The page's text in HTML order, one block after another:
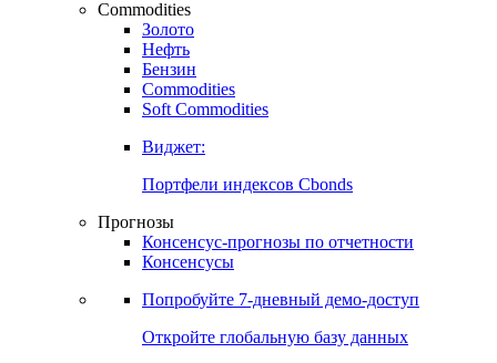
Commodities
Золото
Нефть
Бензин
Commodities
Soft Commodities
Виджет:
Портфели индексов Cbonds
Прогнозы
Консенсус-прогнозы по отчетности
Консенсусы
Попробуйте 7-дневный демо-доступ
Откройте глобальную базу данных